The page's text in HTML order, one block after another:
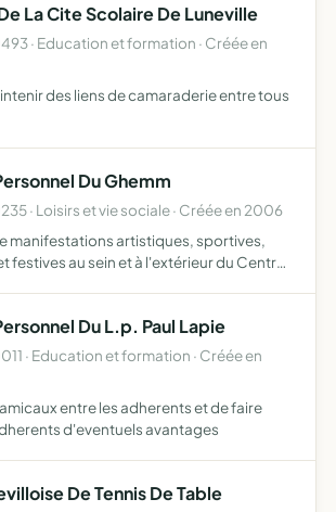
La Cite Scolaire De Luneville
· Education et formation · Créée en
des liens de camaraderie entre tous
Du Ghemm
· Loisirs et vie sociale · Créée en 2006
manifestations artistiques, sportives,
festives au sein et à l'extérieur du Centre
Du L.p. Paul Lapie
· Education et formation · Créée en
entre les adherents et de faire
d'eventuels avantages
De Tennis De Table